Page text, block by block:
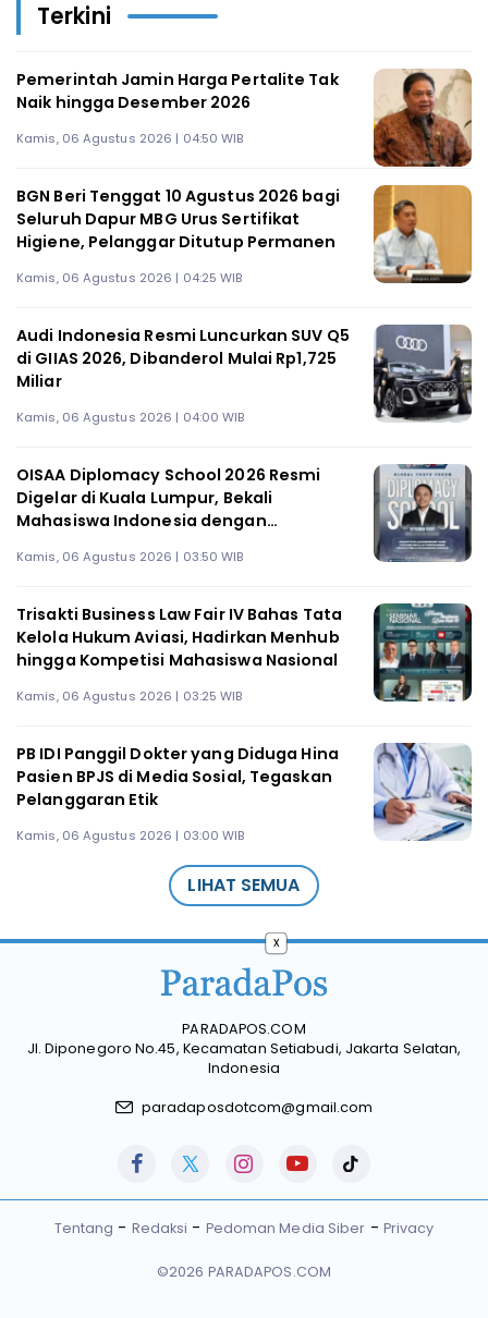
Terkini
Pemerintah Jamin Harga Pertalite Tak
Naik hingga Desember 2026
Kamis, 06 Agustus 2026 | 04:50 WIB
BGN Beri Tenggat 10 Agustus 2026 bagi
Seluruh Dapur MBG Urus Sertifikat
Higiene, Pelanggar Ditutup Permanen
Kamis, 06 Agustus 2026 | 04:25 WIB
Audi Indonesia Resmi Luncurkan SUV Q5
di GIIAS 2026, Dibanderol Mulai Rp1,725
Miliar
Kamis, 06 Agustus 2026 | 04:00 WIB
OISAA Diplomacy School 2026 Resmi
Digelar di Kuala Lumpur, Bekali
Mahasiswa Indonesia dengan
Kamis, 06 Agustus 2026 | 03:50 WIB
Trisakti Business Law Fair IV Bahas Tata
Kelola Hukum Aviasi, Hadirkan Menhub
hingga Kompetisi Mahasiswa Nasional
Kamis, 06 Agustus 2026 | 03:25 WIB
PB IDI Panggil Dokter yang Diduga Hina
Pasien BPJS di Media Sosial, Tegaskan
Pelanggaran Etik
Kamis, 06 Agustus 2026 | 03:00 WIB
LIHAT SEMUA
PARADAPOS.COM
Jl. Diponegoro No.45, Kecamatan Setiabudi, Jakarta Selatan,
Indonesia
paradaposdotcom@gmail.com
Tentang Redaksi Pedoman Media Siber Privacy
©2026 PARADAPOS.COM
x